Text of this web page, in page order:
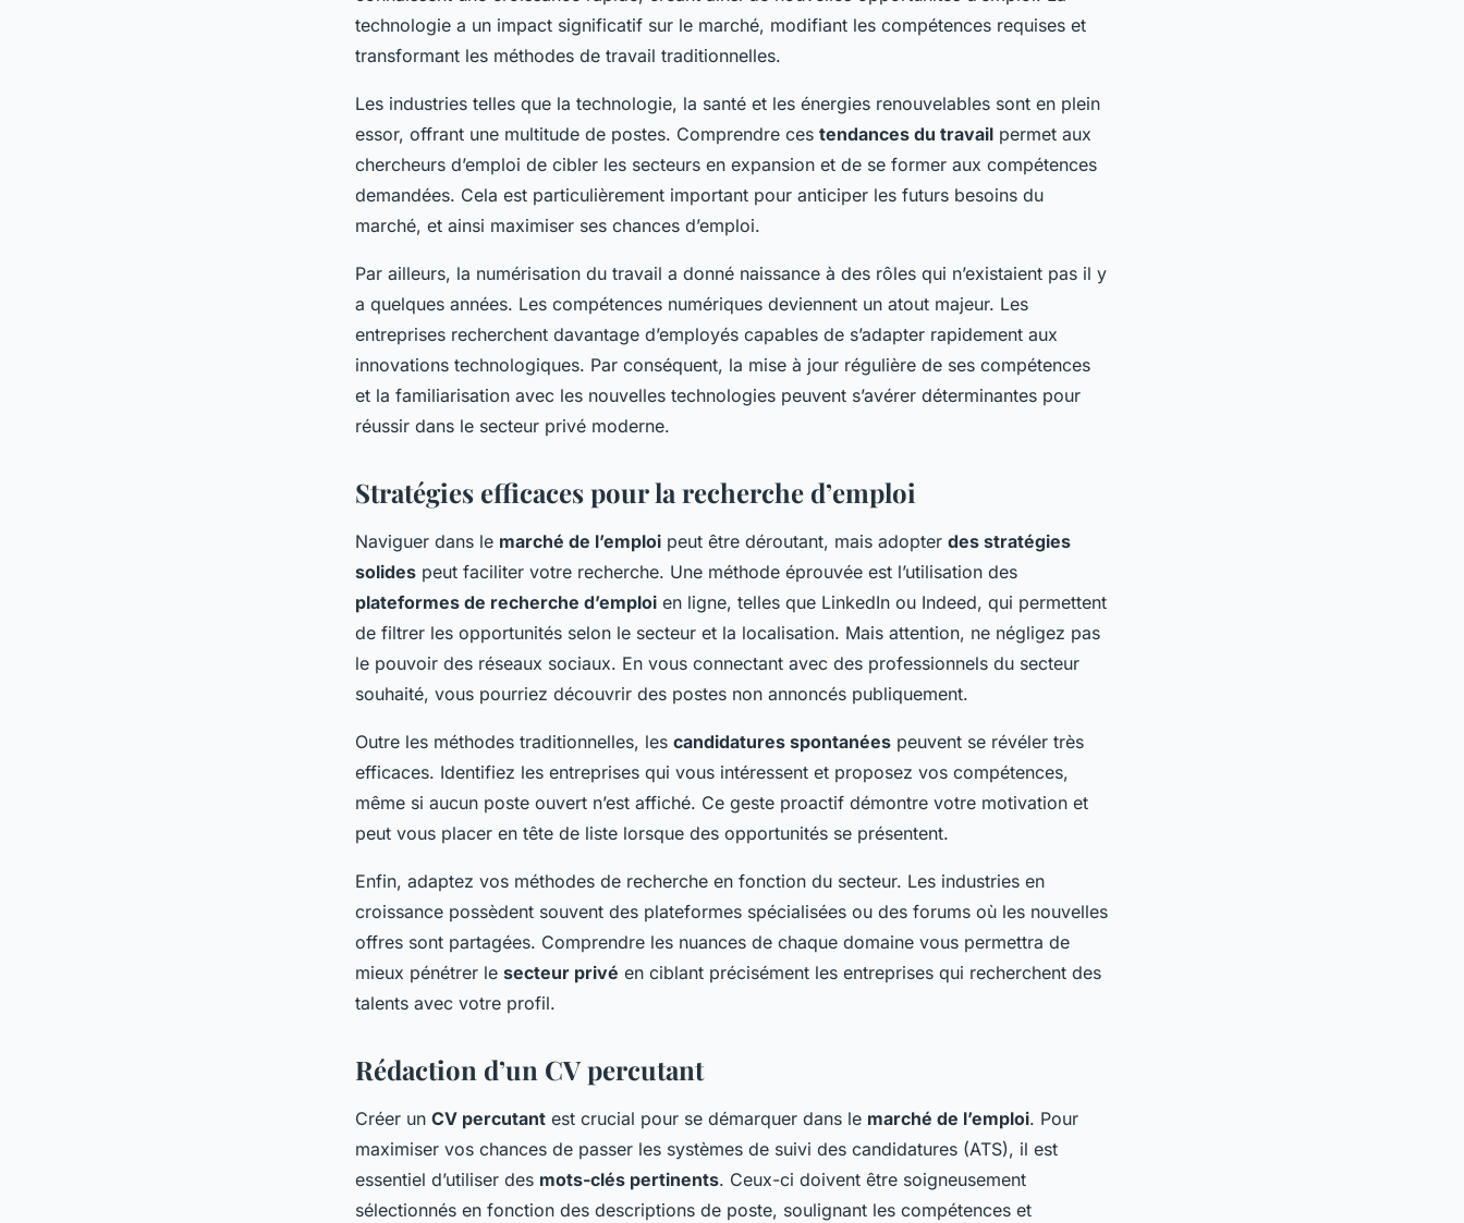
technologie a un impact significatif sur le marché, modifiant les compétences requises et
transformant les méthodes de travail traditionnelles.
Les industries telles que la technologie, la santé et les énergies renouvelables sont en plein
essor, offrant une multitude de postes. Comprendre ces tendances du travail permet aux
chercheurs d’emploi de cibler les secteurs en expansion et de se former aux compétences
demandées. Cela est particulièrement important pour anticiper les futurs besoins du
marché, et ainsi maximiser ses chances d’emploi.
Par ailleurs, la numérisation du travail a donné naissance à des rôles qui n’existaient pas il y
a quelques années. Les compétences numériques deviennent un atout majeur. Les
entreprises recherchent davantage d’employés capables de s’adapter rapidement aux
innovations technologiques. Par conséquent, la mise à jour régulière de ses compétences
et la familiarisation avec les nouvelles technologies peuvent s’avérer déterminantes pour
réussir dans le secteur privé moderne.
Stratégies efficaces pour la recherche d’emploi
Naviguer dans le marché de l’emploi peut être déroutant, mais adopter des stratégies
solides peut faciliter votre recherche. Une méthode éprouvée est l’utilisation des
plateformes de recherche d’emploi en ligne, telles que LinkedIn ou Indeed, qui permettent
de filtrer les opportunités selon le secteur et la localisation. Mais attention, ne négligez pas
le pouvoir des réseaux sociaux. En vous connectant avec des professionnels du secteur
souhaité, vous pourriez découvrir des postes non annoncés publiquement.
Outre les méthodes traditionnelles, les candidatures spontanées peuvent se révéler très
efficaces. Identifiez les entreprises qui vous intéressent et proposez vos compétences,
même si aucun poste ouvert n’est affiché. Ce geste proactif démontre votre motivation et
peut vous placer en tête de liste lorsque des opportunités se présentent.
Enfin, adaptez vos méthodes de recherche en fonction du secteur. Les industries en
croissance possèdent souvent des plateformes spécialisées ou des forums où les nouvelles
offres sont partagées. Comprendre les nuances de chaque domaine vous permettra de
mieux pénétrer le secteur privé en ciblant précisément les entreprises qui recherchent des
talents avec votre profil.
Rédaction d’un CV percutant
Créer un CV percutant est crucial pour se démarquer dans le marché de l’emploi. Pour
maximiser vos chances de passer les systèmes de suivi des candidatures (ATS), il est
essentiel d’utiliser des mots-clés pertinents. Ceux-ci doivent être soigneusement
sélectionnés en fonction des descriptions de poste, soulignant les compétences et